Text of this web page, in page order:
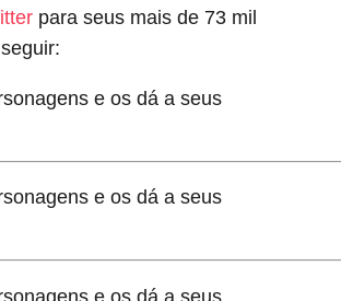
para seus mais de 73 mil